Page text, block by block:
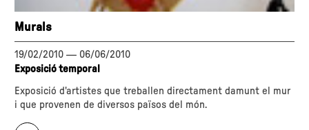
Murals
19/02/2010 — 06/06/2010
Exposició temporal
Exposició d'artistes que treballen directament damunt el mur
i que provenen de diversos països del món.